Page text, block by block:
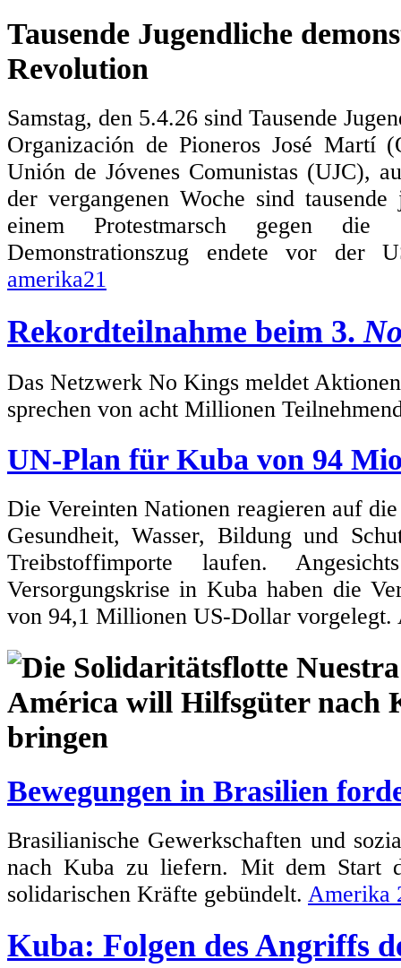
Tausende Jugendliche
Revolution
Samstag, den 5.4.26 sind Tausende
Organización de Pioneros José Martí
Unión de Jóvenes Comunistas (UJC),
der vergangenen Woche sind
einem Protestmarsch gegen
Demonstrationszug endete vor der
amerika21
Rekordteilnahme beim 3.
Das Netzwerk No Kings meldet
sprechen von acht Millionen
UN-Plan für Kuba von 94
Die Vereinten Nationen reagieren auf
Gesundheit, Wasser, Bildung und
Treibstoffimporte laufen.
Versorgungskrise in Kuba haben die
von 94,1 Millionen US-Dollar vorgelegt.
Bewegungen in Brasilien
Brasilianische Gewerkschaften und
nach Kuba zu liefern. Mit dem Start
solidarischen Kräfte gebündelt. Amerika
Kuba: Folgen des Angriffs